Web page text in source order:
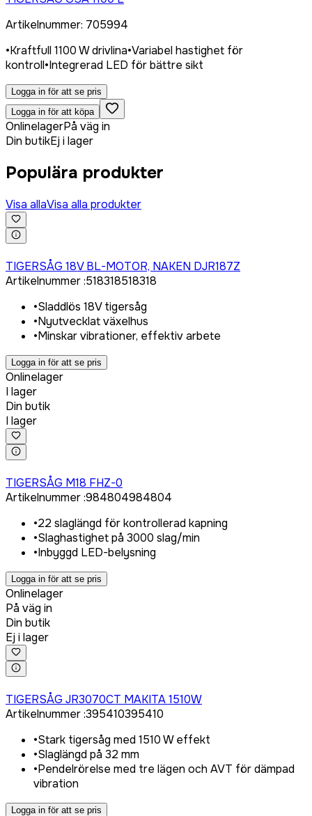
Artikelnummer: 705994
•Kraftfull 1100 W drivlina•Variabel hastighet för
kontroll•Integrerad LED för bättre sikt
Logga in för att se pris
Logga in för att köpa
OnlinelagerPå väg in
Din butikEj i lager
Populära produkter
Visa allaVisa alla produkter
TIGERSÅG 18V BL-MOTOR, NAKEN DJR187Z
Artikelnummer:518318518318
•Sladdlös 18V tigersåg
•Nyutvecklat växelhus
•Minskar vibrationer, effektiv arbete
Logga in för att se pris
Onlinelager
I lager
Din butik
I lager
TIGERSÅG M18 FHZ-0
Artikelnummer:984804984804
•22 slaglängd för kontrollerad kapning
•Slaghastighet på 3000 slag/min
•Inbyggd LED-belysning
Logga in för att se pris
Onlinelager
På väg in
Din butik
Ej i lager
TIGERSÅG JR3070CT MAKITA 1510W
Artikelnummer:395410395410
•Stark tigersåg med 1510 W effekt
•Slaglängd på 32 mm
•Pendelrörelse med tre lägen och AVT för dämpad
vibration
Logga in för att se pris